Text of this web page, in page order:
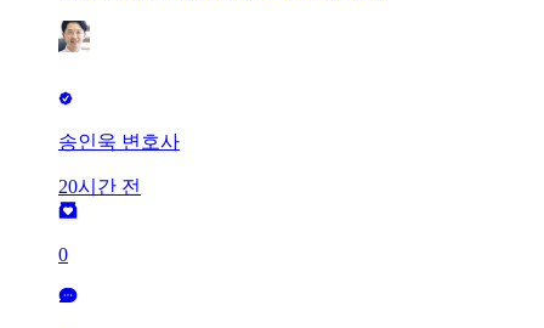
송인욱 변호사
20시간 전
0